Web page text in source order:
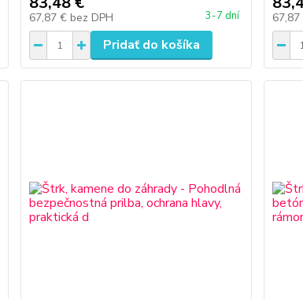
67,87 € bez DPH 3-7 dní
Pridať do košíka